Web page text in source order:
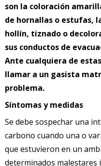
son la coloración
de hornallas o estufas,
hollín, tiznado o
sus conductos de
Ante cualquiera de
llamar a un gasista
problema.
Síntomas y medidas
Se debe sospechar una
carbono cuando una o
que estuvieron en un
determinados